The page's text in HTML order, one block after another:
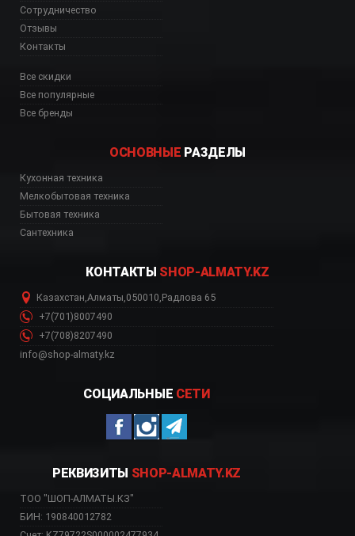
цена, Астана,
Сотрудничество
Отзывы
Контакты
Все скидки
Все популярные
Все бренды
ОСНОВНЫЕ РАЗДЕЛЫ
Кухонная техника
Мелкобытовая техника
Бытовая техника
Сантехника
КОНТАКТЫ SHOP-ALMATY.KZ
Казахстан,Алматы,050010,Радлова 65
+7(701)8007490
+7(708)8207490
info@shop-almaty.kz
СОЦИАЛЬНЫЕ СЕТИ
РЕКВИЗИТЫ SHOP-ALMATY.KZ
ТОО "ШОП-АЛМАТЫ.КЗ"
БИН: 190840012782